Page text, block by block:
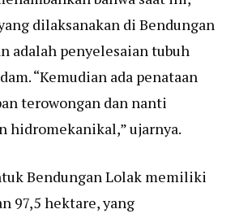
dilaksanakan di Bendungan
adalah penyelesaian tubuh
“Kemudian ada penataan
terowongan dan nanti
hidromekanikal,” ujarnya.
Bendungan Lolak memiliki
97,5 hektare, yang